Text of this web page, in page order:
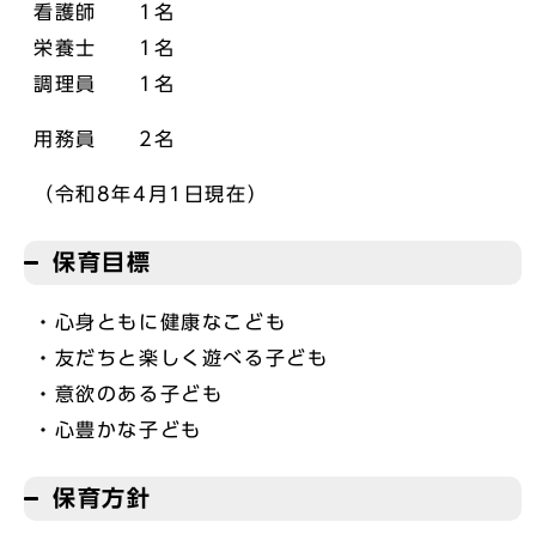
看護師 1名
栄養士 1名
調理員 1名
用務員 2名
（令和8年4月1日現在）
保育目標
・心身ともに健康なこども
・友だちと楽しく遊べる子ども
・意欲のある子ども
・心豊かな子ども
保育方針